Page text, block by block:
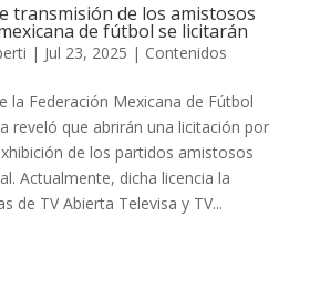
transmisión de los amistosos
de fútbol se licitarán
| Jul 23, 2025 | Contenidos
la Federación Mexicana de Fútbol
reveló que abrirán una licitación por
de los partidos amistosos
Actualmente, dicha licencia la
de TV Abierta Televisa y TV...